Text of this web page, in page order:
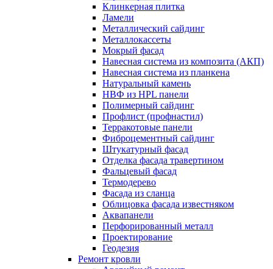
Клинкерная плитка
Ламели
Металлический сайдинг
Металлокассеты
Мокрый фасад
Навесная система из композита (АКП)
Навесная система из планкена
Натуральный камень
НВФ из HPL панели
Полимерный сайдинг
Профлист (профнастил)
Терракотовые панели
Фиброцементный сайдинг
Штукатурный фасад
Отделка фасада травертином
Фальцевый фасад
Термодерево
Фасада из сланца
Облицовка фасада известняком
Аквапанели
Перфорированный металл
Проектирование
Геодезия
Ремонт кровли